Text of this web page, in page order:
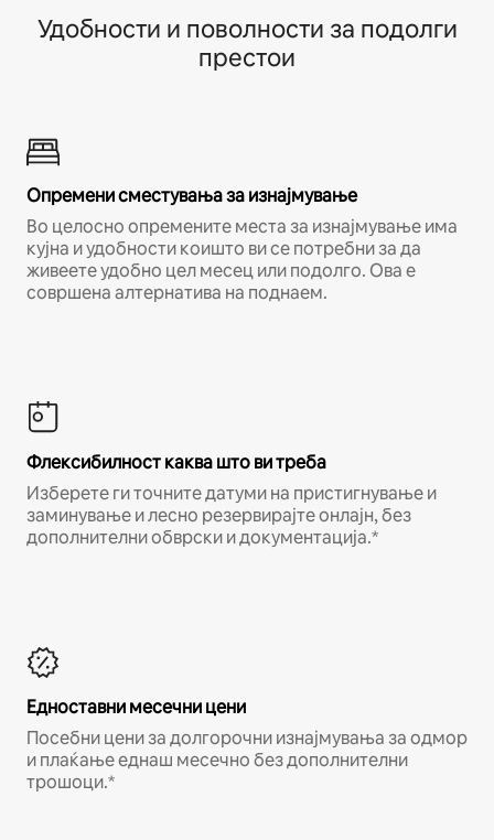
Удобности и поволности за подолги
престои
Опремени сместувања за изнајмување
Во целосно опремените места за изнајмување има
кујна и удобности коишто ви се потребни за да
живеете удобно цел месец или подолго. Ова е
совршена алтернатива на поднаем.
Флексибилност каква што ви треба
Изберете ги точните датуми на пристигнување и
заминување и лесно резервирајте онлајн, без
дополнителни обврски и документација.*
Едноставни месечни цени
Посебни цени за долгорочни изнајмувања за одмор
и плаќање еднаш месечно без дополнителни
трошоци.*